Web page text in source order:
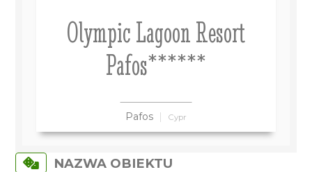
Olympic Lagoon Resort
Pafos******
Pafos Cypr
NAZWA OBIEKTU